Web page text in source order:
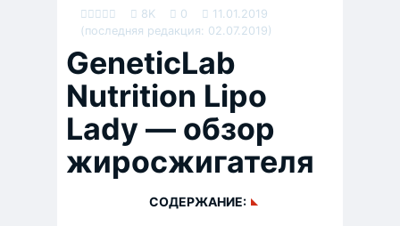
8K
0
11.01.2019
(последняя редакция: 02.07.2019)
GeneticLab
Nutrition Lipo
Lady — обзор
жиросжигателя
СОДЕРЖАНИЕ: